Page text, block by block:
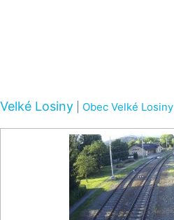
Velké Losiny Obec Velké Losiny